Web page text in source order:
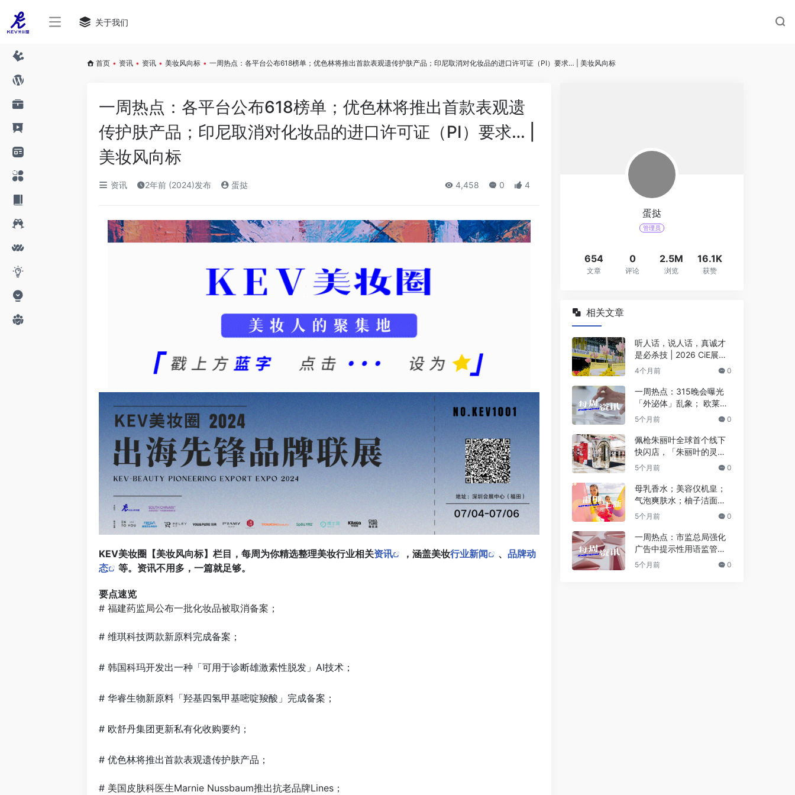
关于我们
首页 • 资讯 • 资讯 • 美妆风向标 • 一周热点：各平台公布618榜单；优色林将推出首款表观遗传护肤产品；印尼取消对化妆品的进口许可证（PI）要求… | 美妆风向标
一周热点：各平台公布618榜单；优色林将推出首款表观遗
传护肤产品；印尼取消对化妆品的进口许可证（PI）要求… |
美妆风向标
资讯 2年前 (2024)发布 蛋挞 4,458 0 4
KEV美妆圈【美妆风向标】栏目，每周为你精选整理美妆行业相关资讯 ，涵盖美妆行业新闻 、 品牌动
态
等。资讯不用多，一篇就足够。
要点速览
# 福建药监局公布一批化妆品被取消备案；
# 维琪科技两款新原料完成备案；
# 韩国科玛开发出一种「可用于诊断雄激素性脱发」AI技术；
# 华睿生物新原料「羟基四氢甲基嘧啶羧酸」完成备案；
# 欧舒丹集团更新私有化收购要约；
# 优色林将推出首款表观遗传护肤产品；
# 美国皮肤科医生Marnie Nussbaum推出抗老品牌Lines；
蛋挞
管理员
654
文章
0
评论
2.5M
浏览
16.1K
获赞
相关文章
听人话，说人话，真诚才
是必杀技 | 2026 CiE展会
观察
4个月前 0
一周热点：315晚会曝光
「外泌体」乱象； 欧莱雅
计划收购Innovist；京东进
风向标
5个月前 0
佩枪朱丽叶全球首个线下
快闪店，「朱丽叶的灵魂
穿香」重磅登陆上海！
5个月前 0
母乳香水；美容仪机皇；
气泡爽肤水；柚子洁面面
膜… | 海外上新
5个月前 0
一周热点：市监总局强化
广告中提示性用语监管；
逸仙电商获1.2亿美元战略
5个月前 0